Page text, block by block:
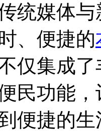
统媒体
、便捷的
仅集成了
民功能
便捷的